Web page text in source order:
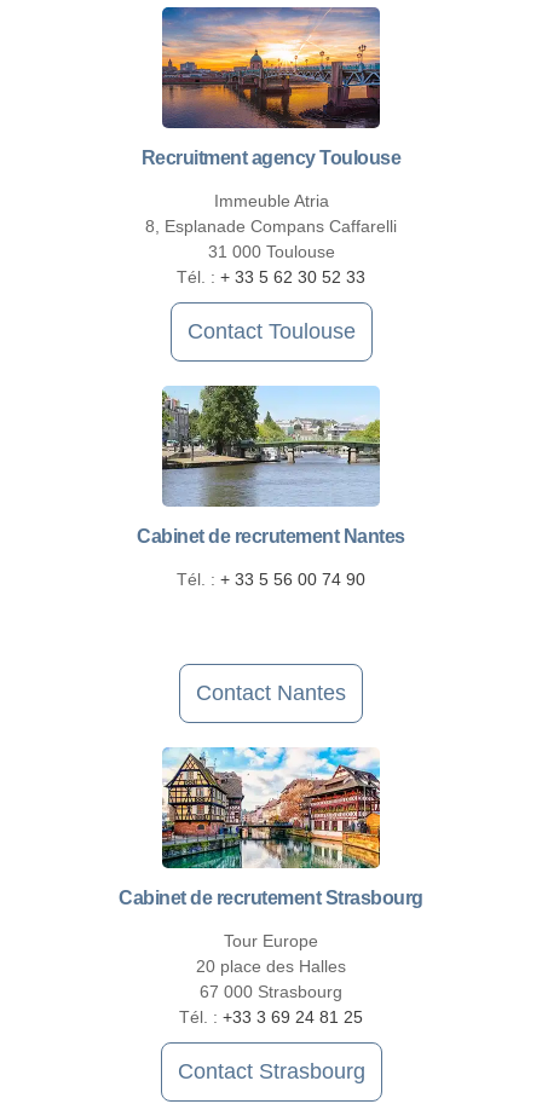
Recruitment agency Toulouse
Immeuble Atria
8, Esplanade Compans Caffarelli
31 000 Toulouse
Tél. : + 33 5 62 30 52 33
Contact Toulouse
Cabinet de recrutement Nantes
Tél. : + 33 5 56 00 74 90
Contact Nantes
Cabinet de recrutement Strasbourg
Tour Europe
20 place des Halles
67 000 Strasbourg
Tél. : +33 3 69 24 81 25
Contact Strasbourg